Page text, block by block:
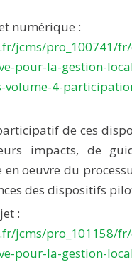
numérique :
jcms/pro_100741/
pour-la-gestion-
volume-4-
de ces
impacts, de
oeuvre du
des dispositifs
:
jcms/pro_101158/
pour-la-gestion-